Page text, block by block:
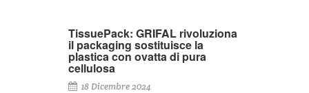
TissuePack: GRIFAL rivoluziona
il packaging sostituisce la
plastica con ovatta di pura
cellulosa
18 Dicembre 2024